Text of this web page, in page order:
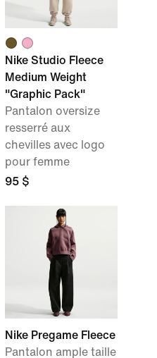
Nike Studio Fleece
Medium Weight
"Graphic Pack"
Pantalon oversize
resserré aux
chevilles avec logo
pour femme
95 $
Nike Pregame Fleece
Pantalon ample taille